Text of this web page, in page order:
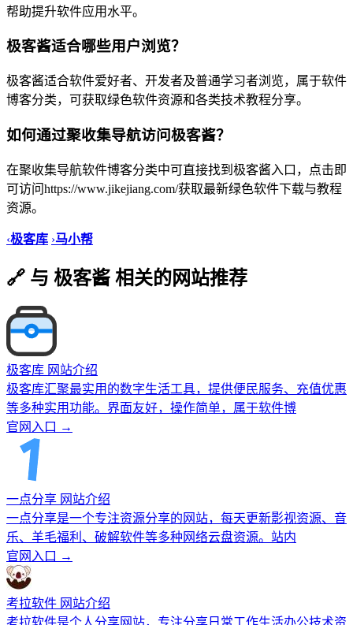
帮助提升软件应用水平。
极客酱适合哪些用户浏览？
极客酱适合软件爱好者、开发者及普通学习者浏览，属于软件
博客分类，可获取绿色软件资源和各类技术教程分享。
如何通过聚收集导航访问极客酱？
在聚收集导航软件博客分类中可直接找到极客酱入口，点击即
可访问https://www.jikejiang.com/获取最新绿色软件下载与教程
资源。
‹极客库 ›马小帮
🔗 与 极客酱 相关的网站推荐
极客库 网站介绍
极客库汇聚最实用的数字生活工具，提供便民服务、充值优惠
等多种实用功能。界面友好，操作简单，属于软件博
官网入口 →
一点分享 网站介绍
一点分享是一个专注资源分享的网站，每天更新影视资源、音
乐、羊毛福利、破解软件等多种网络云盘资源。站内
官网入口 →
考拉软件 网站介绍